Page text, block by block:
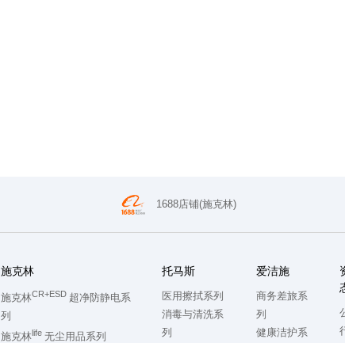
1688店铺(施克林)
施克林
施克林CR+ESD 超净防静电系
列
施克林life 无尘用品系列
托马斯
医用擦拭系列
消毒与清洗系
列
爱洁施
商务差旅系
列
健康洁护系